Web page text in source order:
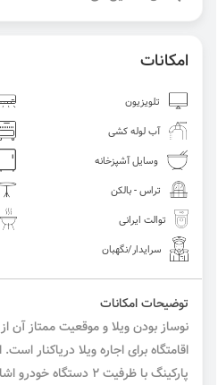
امکانات
تلویزیون
آب لوله کشی
وسایل آشپزخانه
تراس - بالکن
توالت ایرانی
سرایدار/نگهبان
توضیحات امکانات
نوساز بودن ویلا و موقعیت ممتاز آن
اقامتگاه برای اجاره ویلا دریاکنار
پارکینگ با ظرفیت ۲